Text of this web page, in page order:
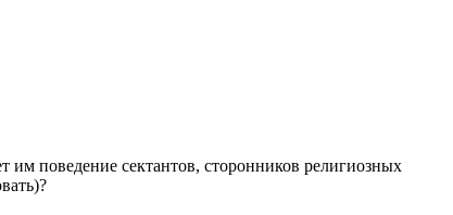
поведение сектантов, сторонников религиозных